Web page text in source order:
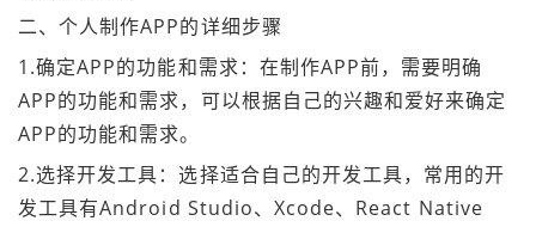
二、个人制作APP的详细步骤
1.确定APP的功能和需求：在制作APP前，需要明确
APP的功能和需求，可以根据自己的兴趣和爱好来确定
APP的功能和需求。
2.选择开发工具：选择适合自己的开发工具，常用的开
发工具有Android Studio、Xcode、React Native